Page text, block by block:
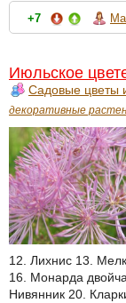
+7
Июльское
Садовые цветы
декоративные
12. Лихнис 13.
16. Монарда
Нивянник 20.